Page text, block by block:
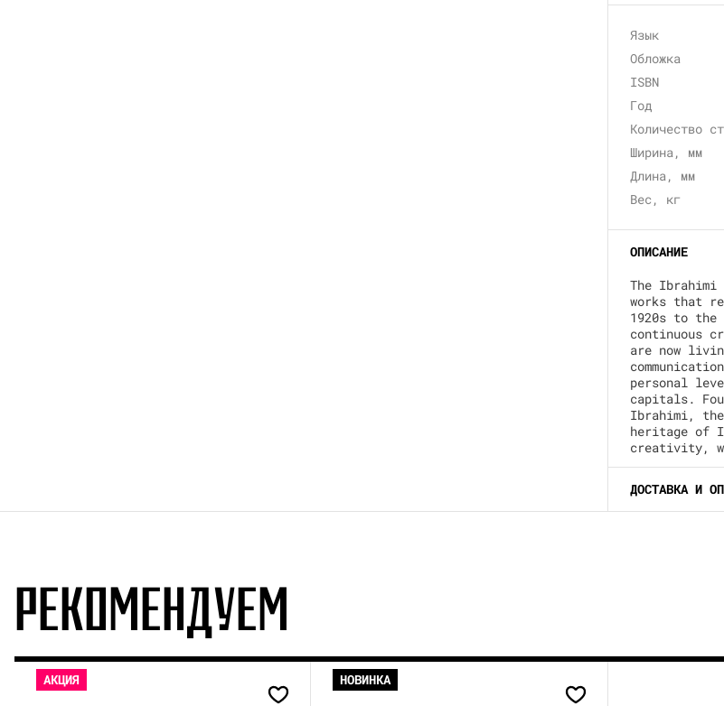
Язык
Обложка
ISBN
Год
Количество
Ширина, мм
Длина, мм
Вес, кг
ОПИСАНИЕ
The
works that
1920s to
continuous
are now
personal
capitals.
Ibrahimi,
heritage of
creativity,
ДОСТАВКА И
РЕКОМЕНДУЕМ
АКЦИЯ НОВИНКА